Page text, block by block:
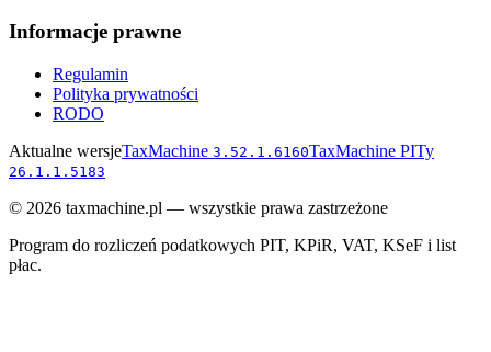
Informacje prawne
Regulamin
Polityka prywatności
RODO
Aktualne wersjeTaxMachine 3.52.1.6160TaxMachine PITy
26.1.1.5183
© 2026 taxmachine.pl — wszystkie prawa zastrzeżone
Program do rozliczeń podatkowych PIT, KPiR, VAT, KSeF i list
płac.